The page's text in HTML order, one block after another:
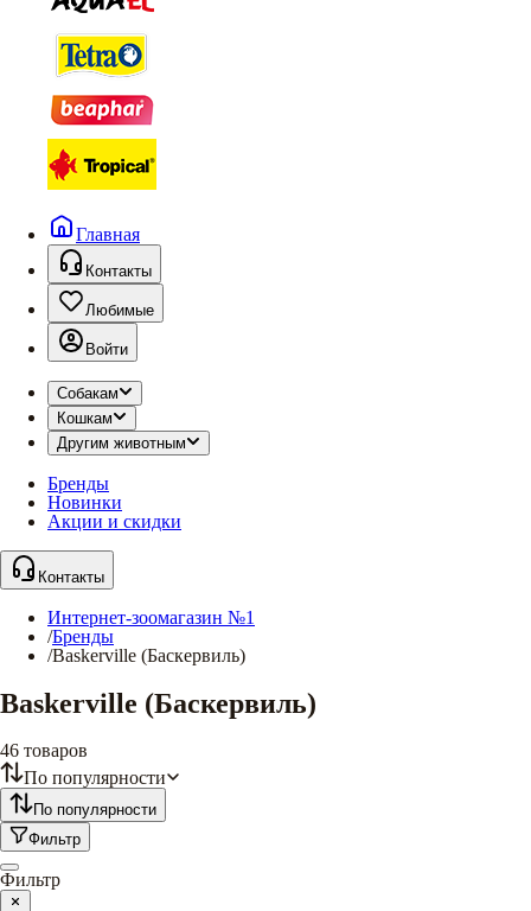
Главная
Контакты
Любимые
Войти
Собакам
Кошкам
Другим животным
Бренды
Новинки
Акции и скидки
Контакты
Интернет-зоомагазин №1
/Бренды
/Baskerville (Баскервиль)
Baskerville (Баскервиль)
46 товаров
По популярности
По популярности
Фильтр
Фильтр